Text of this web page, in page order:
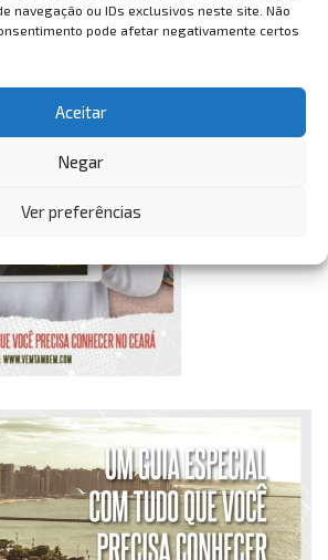
navegação ou IDs exclusivos neste site. Não
pode afetar negativamente certos
Aceitar
Negar
Ver preferências